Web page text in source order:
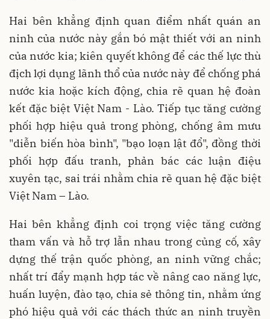
Hai bên khẳng định quan điểm nhất quán an
ninh của nước này gắn bó mật thiết với an ninh
của nước kia; kiên quyết không để các thế lực thù
địch lợi dụng lãnh thổ của nước này để chống phá
nước kia hoặc kích động, chia rẽ quan hệ đoàn
kết đặc biệt Việt Nam - Lào. Tiếp tục tăng cường
phối hợp hiệu quả trong phòng, chống âm mưu
"diễn biến hòa bình", "bạo loạn lật đổ", đồng thời
phối hợp đấu tranh, phản bác các luận điệu
xuyên tạc, sai trái nhằm chia rẽ quan hệ đặc biệt
Việt Nam – Lào.
Hai bên khẳng định coi trọng việc tăng cường
tham vấn và hỗ trợ lẫn nhau trong củng cố, xây
dựng thế trận quốc phòng, an ninh vững chắc;
nhất trí đẩy mạnh hợp tác về nâng cao năng lực,
huấn luyện, đào tạo, chia sẻ thông tin, nhằm ứng
phó hiệu quả với các thách thức an ninh truyền